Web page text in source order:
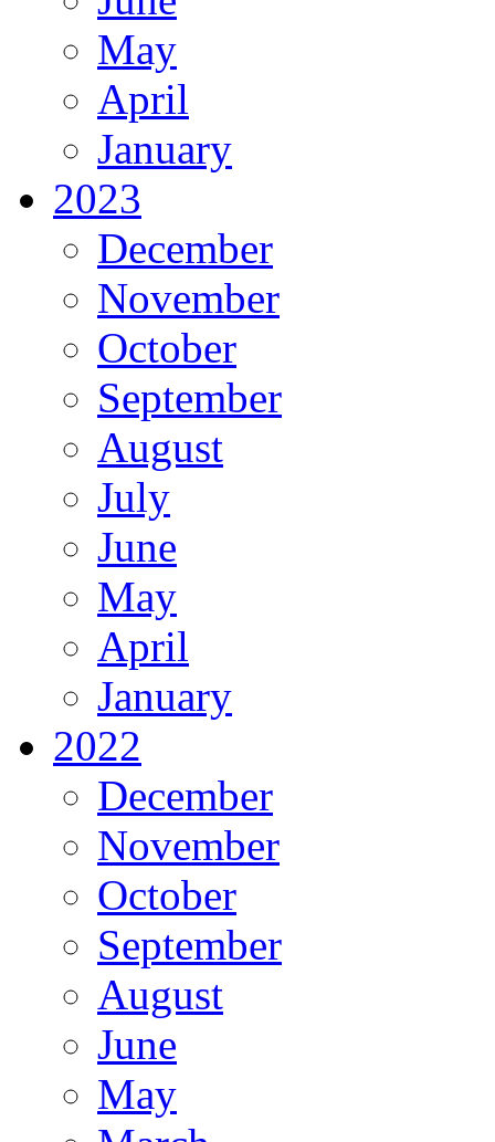
May
April
January
2023
December
November
October
September
August
July
June
May
April
January
2022
December
November
October
September
August
June
May